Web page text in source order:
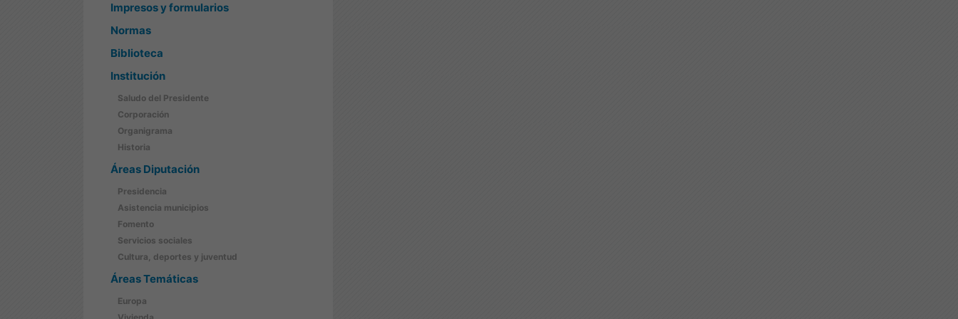
Impresos y formularios
Normas
Biblioteca
Institución
Saludo del Presidente
Corporación
Organigrama
Historia
Áreas Diputación
Presidencia
Asistencia municipios
Fomento
Servicios sociales
Cultura, deportes y juventud
Áreas Temáticas
Europa